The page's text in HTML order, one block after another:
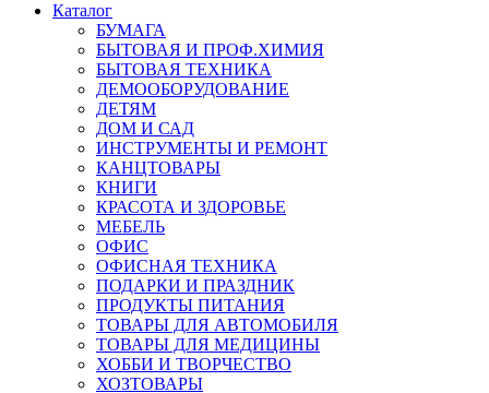
Каталог
БУМАГА
БЫТОВАЯ И ПРОФ.ХИМИЯ
БЫТОВАЯ ТЕХНИКА
ДЕМООБОРУДОВАНИЕ
ДЕТЯМ
ДОМ И САД
ИНСТРУМЕНТЫ И РЕМОНТ
КАНЦТОВАРЫ
КНИГИ
КРАСОТА И ЗДОРОВЬЕ
МЕБЕЛЬ
ОФИС
ОФИСНАЯ ТЕХНИКА
ПОДАРКИ И ПРАЗДНИК
ПРОДУКТЫ ПИТАНИЯ
ТОВАРЫ ДЛЯ АВТОМОБИЛЯ
ТОВАРЫ ДЛЯ МЕДИЦИНЫ
ХОББИ И ТВОРЧЕСТВО
ХОЗТОВАРЫ